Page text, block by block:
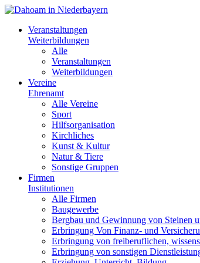
Veranstaltungen
Weiterbildungen
Alle
Veranstaltungen
Weiterbildungen
Vereine
Ehrenamt
Alle Vereine
Sport
Hilfsorganisation
Kirchliches
Kunst & Kultur
Natur & Tiere
Sonstige Gruppen
Firmen
Institutionen
Alle Firmen
Baugewerbe
Bergbau und Gewinnung von Steinen
Erbringung Von Finanz- und
Erbringung von freiberuflichen,
Erbringung von sonstigen